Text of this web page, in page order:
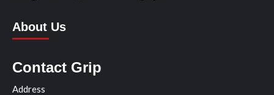
About Us
Contact Grip
Address